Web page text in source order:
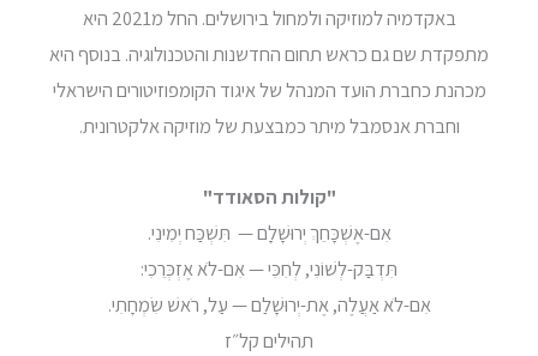
באקדמיה למוזיקה ולמחול בירושלים. החל מ2021 היא
מתפקדת שם גם כראש תחום החדשנות והטכנולוגיה. בנוסף היא
מכהנת כחברת הועד המנהל של איגוד הקומפוזיטורים הישראלי
וחברת אנסמבל מיתר כמבצעת של מוזיקה אלקטרונית.
"קולות הסאודד"
אִם-אֶשְׁכָּחֵךְ יְרוּשָׁלִָם — תִּשְׁכַּח יְמִינִי.
תִּדְבַּק-לְשׁוֹנִי, לְחִכִּי — אִם-לֹא אֶזְכְּרֵכִי:
אִם-לֹא אַעֲלֶה, אֶת-יְרוּשָׁלִַם — עַל, רֹאשׁ שִׂמְחָתִי.
תהילים קל״ז